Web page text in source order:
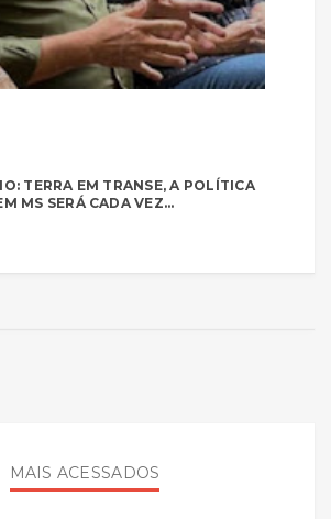
TERRA EM TRANSE, A POLÍTICA
MS SERÁ CADA VEZ...
MAIS ACESSADOS